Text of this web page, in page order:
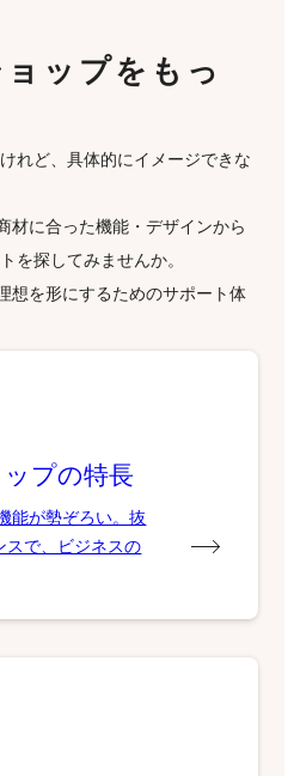
ップをもっ
れど、具体的にイメージできな
材に合った機能・デザインから
を探してみませんか。
想を形にするためのサポート体
プの特長
能が勢ぞろい。抜
スで、ビジネスの